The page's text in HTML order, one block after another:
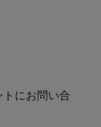
にお問い合